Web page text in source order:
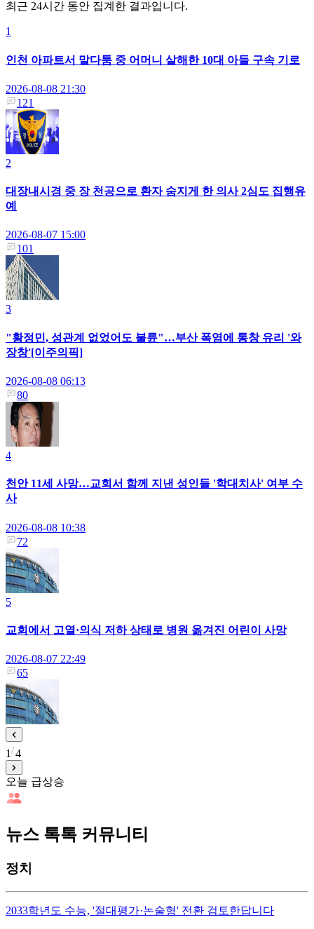
최근 24시간 동안 집계한 결과입니다.
1
인천 아파트서 말다툼 중 어머니 살해한 10대 아들 구속 기로
2026-08-08 21:30
121
2
대장내시경 중 장 천공으로 환자 숨지게 한 의사 2심도 집행유
예
2026-08-07 15:00
101
3
"황정민, 성관계 없었어도 불륜"…부산 폭염에 통창 유리 '와
장창'[이주의픽]
2026-08-08 06:13
80
4
천안 11세 사망…교회서 함께 지낸 성인들 '학대치사' 여부 수
사
2026-08-08 10:38
72
5
교회에서 고열·의식 저하 상태로 병원 옮겨진 어린이 사망
2026-08-07 22:49
65
1 4
오늘 급상승
뉴스 톡톡 커뮤니티
정치
2033학년도 수능, '절대평가·논술형' 전환 검토한답니다